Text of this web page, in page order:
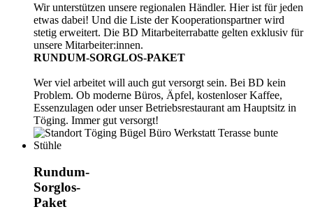
Wir unterstützen unsere regionalen Händler. Hier ist für jeden
etwas dabei! Und die Liste der Kooperationspartner wird
stetig erweitert. Die BD Mitarbeiterrabatte gelten exklusiv für
unsere Mitarbeiter:innen.
RUNDUM-SORGLOS-PAKET
Wer viel arbeitet will auch gut versorgt sein. Bei BD kein
Problem. Ob moderne Büros, Äpfel, kostenloser Kaffee,
Essenzulagen oder unser Betriebsrestaurant am Hauptsitz in
Töging. Immer gut versorgt!
Rundum-
Sorglos-
Paket